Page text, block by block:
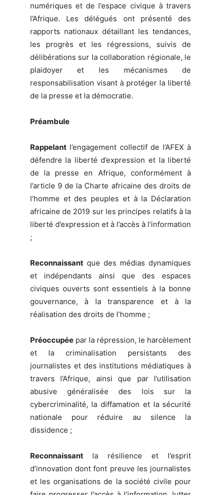
numériques et de l’espace civique à travers
l’Afrique. Les délégués ont présenté des
rapports nationaux détaillant les tendances,
les progrès et les régressions, suivis de
délibérations sur la collaboration régionale, le
plaidoyer et les mécanismes de
responsabilisation visant à protéger la liberté
de la presse et la démocratie.
Préambule
Rappelantl’engagement collectif de l’AFEX à
défendre la liberté d’expression et la liberté
de la presse en Afrique, conformément à
l’article 9 de la Charte africaine des droits de
l’homme et des peuples et à la Déclaration
africaine de 2019 sur les principes relatifs à la
liberté d’expression et à l’accès à l’information
;
Reconnaissantque des médias dynamiques
et indépendants ainsi que des espaces
civiques ouverts sont essentiels à la bonne
gouvernance, à la transparence et à la
réalisation des droits de l’homme ;
Préoccupéepar la répression, le harcèlement
et la criminalisation persistants des
journalistes et des institutions médiatiques à
travers l’Afrique, ainsi que par l’utilisation
abusive généralisée des lois sur la
cybercriminalité, la diffamation et la sécurité
nationale pour réduire au silence la
dissidence ;
Reconnaissant la résilience et l’esprit
d’innovation dont font preuve les journalistes
et les organisations de la société civile pour